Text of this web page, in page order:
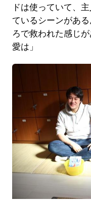
ドは使っていて、
ているシーンがあ
ろで救われた感じ
愛は」